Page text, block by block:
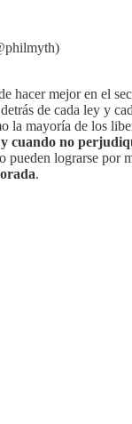
hacer mejor en el
de cada ley y
la mayoría de los
cuando no
lograrse por
.